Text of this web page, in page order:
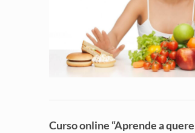
Curso online “Aprende a